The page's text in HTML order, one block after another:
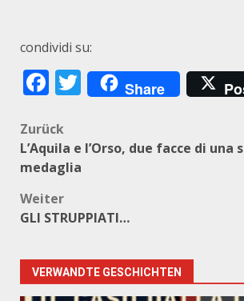
condividi su:
Facebook
Twitter
Share
Beitragsnavigation
Zurück
L’Aquila e l’Orso, due facce di una
medaglia
Weiter
GLI STRUPPIATI…
VERWANDTE GESCHICHTEN